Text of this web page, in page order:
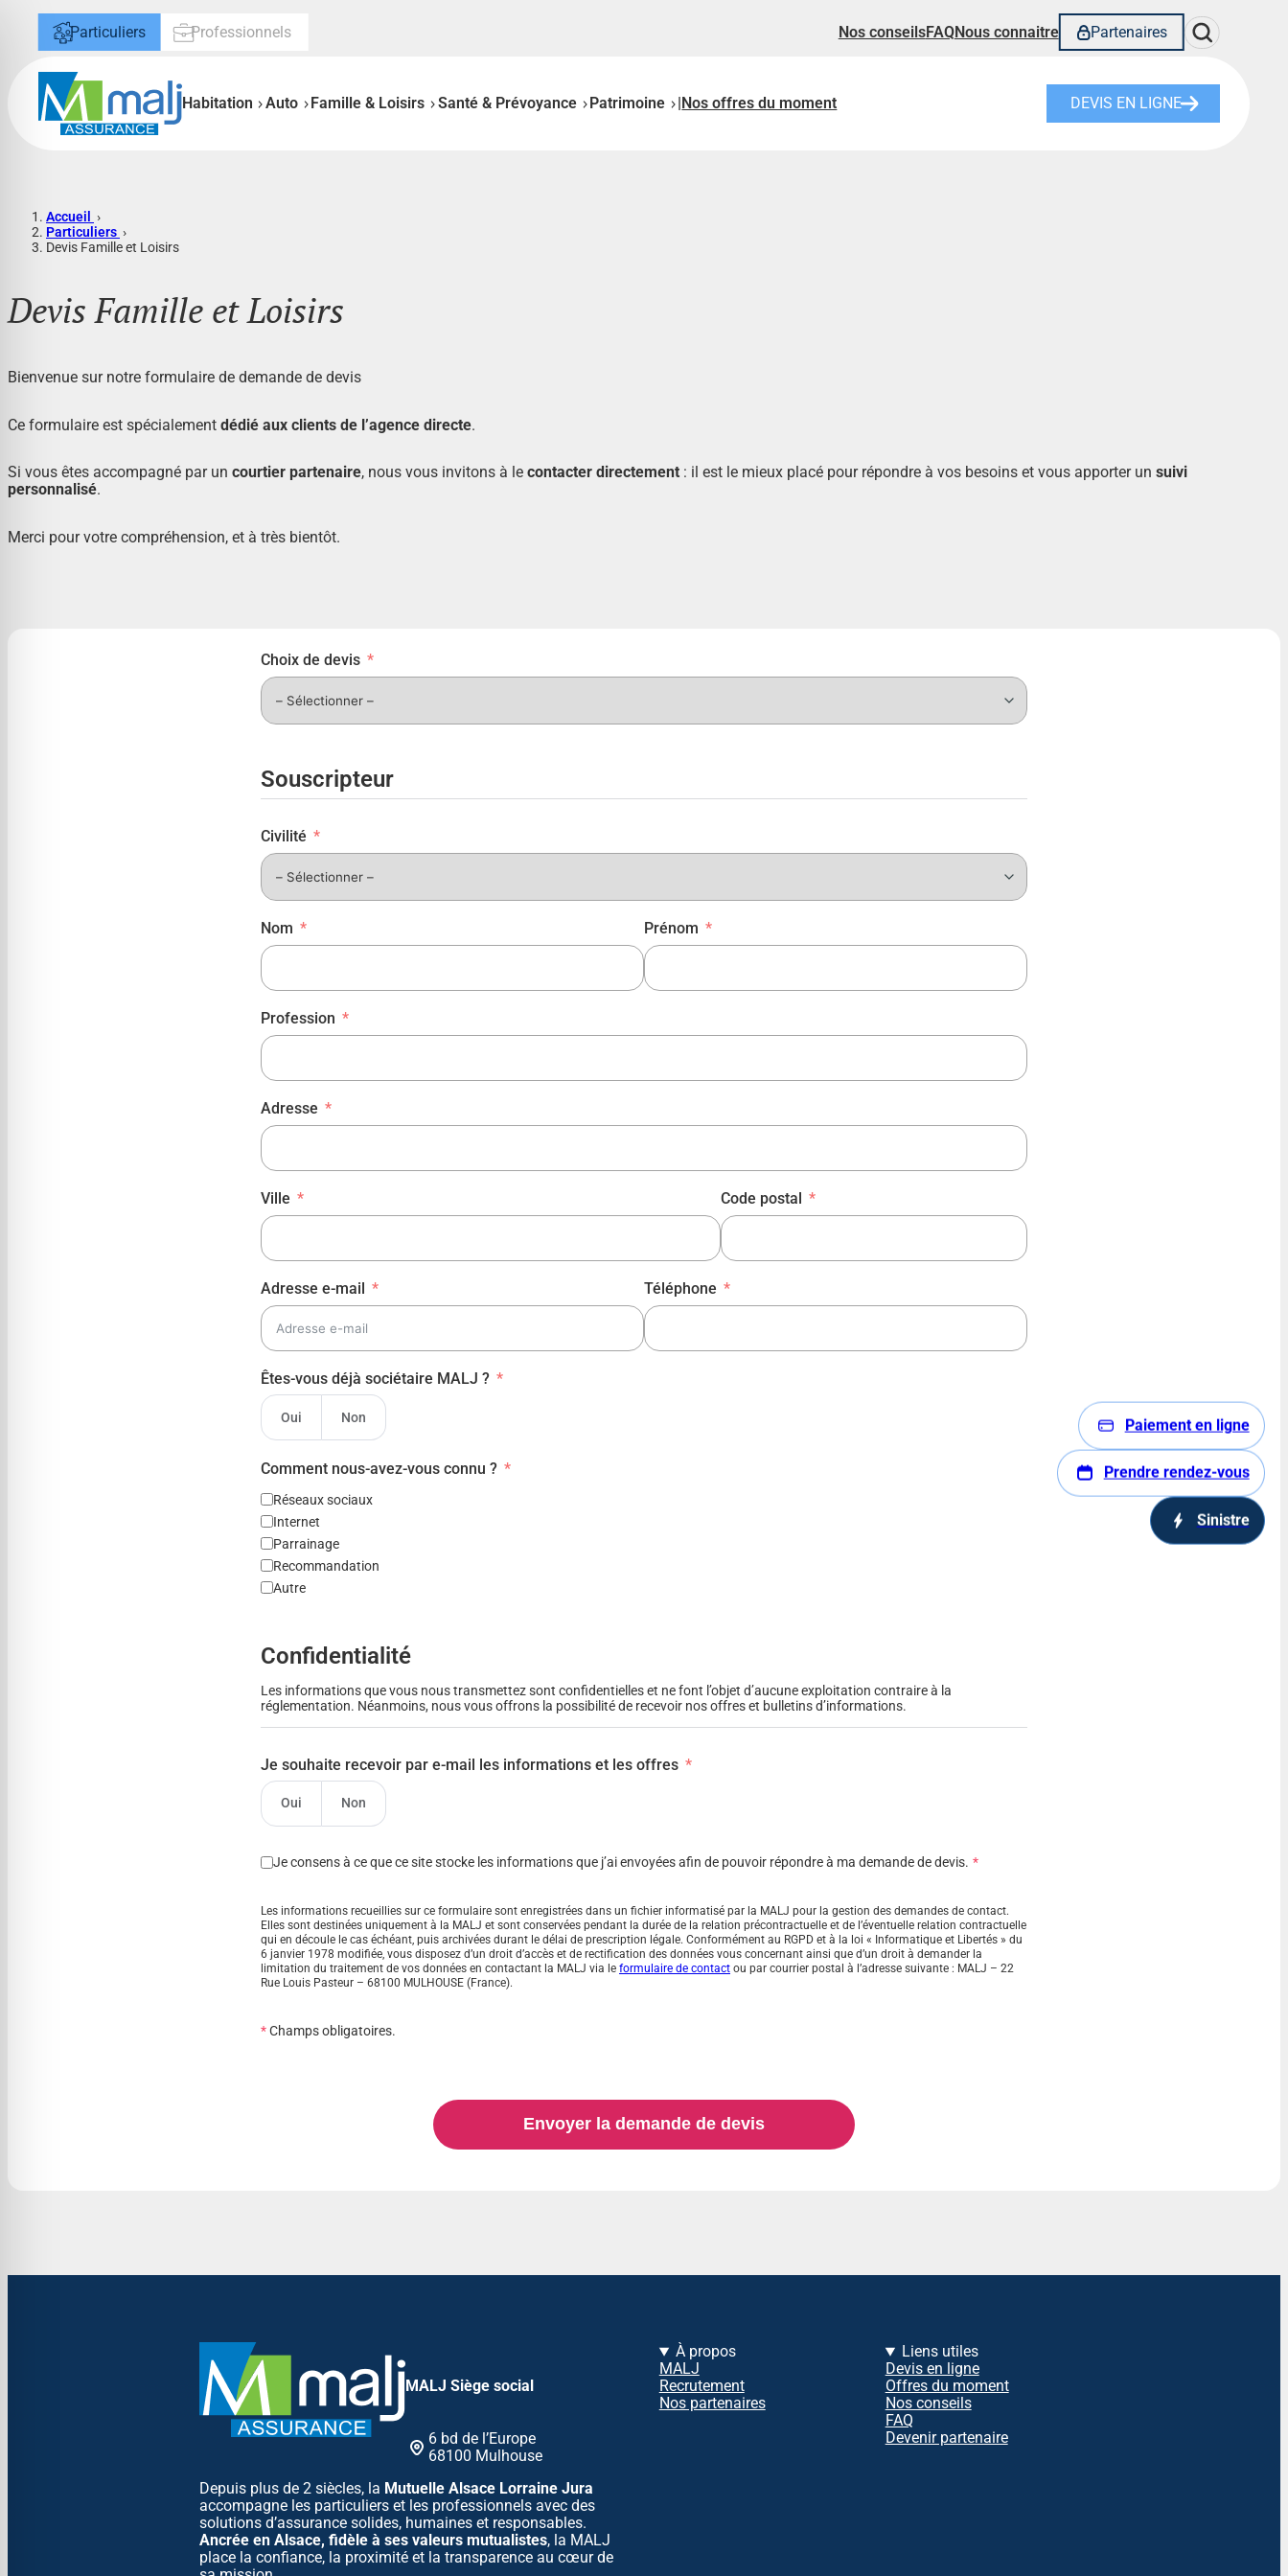
contenu
Particuliers Professionnels Nos conseilsFAQNous connaitre Partenaires Rechercher
Habitation Auto Famille & Loisirs Santé & Prévoyance Patrimoine |Nos offres du moment DEVIS EN LIGNE
Accueil ›
Particuliers ›
Devis Famille et Loisirs
Devis Famille et Loisirs
Bienvenue sur notre formulaire de demande de devis
Ce formulaire est spécialement dédié aux clients de l’agence directe.
Si vous êtes accompagné par un courtier partenaire, nous vous invitons à le contacter directement : il est le mieux placé pour répondre à vos besoins et vous apporter un suivi
personnalisé.
Merci pour votre compréhension, et à très bientôt.
Choix de devis
Souscripteur
Civilité
Nom Prénom
Profession
Adresse
Ville Code postal
Adresse e-mail Téléphone
Êtes-vous déjà sociétaire MALJ ?
Oui Non
Comment nous-avez-vous connu ?
Réseaux sociaux
Internet
Parrainage
Recommandation
Autre
Confidentialité
Les informations que vous nous transmettez sont confidentielles et ne font l’objet d’aucune exploitation contraire à la
réglementation. Néanmoins, nous vous offrons la possibilité de recevoir nos offres et bulletins d’informations.
Je souhaite recevoir par e-mail les informations et les offres
Oui Non
Je consens à ce que ce site stocke les informations que j’ai envoyées afin de pouvoir répondre à ma demande de devis.
Les informations recueillies sur ce formulaire sont enregistrées dans un fichier informatisé par la MALJ pour la gestion des demandes de contact.
Elles sont destinées uniquement à la MALJ et sont conservées pendant la durée de la relation précontractuelle et de l’éventuelle relation contractuelle
qui en découle le cas échéant, puis archivées durant le délai de prescription légale. Conformément au RGPD et à la loi « Informatique et Libertés » du
6 janvier 1978 modifiée, vous disposez d’un droit d’accès et de rectification des données vous concernant ainsi que d’un droit à demander la
limitation du traitement de vos données en contactant la MALJ via le formulaire de contact ou par courrier postal à l’adresse suivante : MALJ – 22
Rue Louis Pasteur – 68100 MULHOUSE (France).
*Champs obligatoires.
Envoyer la demande de devis
MALJ Siège social
6 bd de l’Europe
68100 Mulhouse
Depuis plus de 2 siècles, la Mutuelle Alsace Lorraine Jura
accompagne les particuliers et les professionnels avec des
solutions d’assurance solides, humaines et responsables.
Ancrée en Alsace, fidèle à ses valeurs mutualistes, la MALJ
place la confiance, la proximité et la transparence au cœur de
À propos
MALJ
Recrutement
Nos partenaires
Liens utiles
Devis en ligne
Offres du moment
Nos conseils
FAQ
Devenir partenaire
Paiement en ligne
Prendre rendez-vous
Sinistre